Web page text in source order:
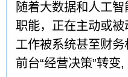
随着大数据和人工
职能，正在主动或
工作被系统甚至财
前台“经营决策”转